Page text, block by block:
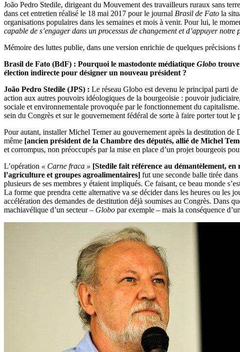
João Pedro Stedile, dirigeant du Mouvement des travailleurs ruraux sans
dans cet entretien réalisé le 18 mai 2017 pour le journal Brasil de Fato la
organisations populaires dans les semaines et mois à venir. Pour lui, le
capable de s’engager dans un processus de changement et d’appuyer notre
Mémoire des luttes publie, dans une version enrichie de quelques précisions
Brasil de Fato (BdF) : Pourquoi le mastodonte médiatique Globo
élection indirecte pour désigner un nouveau président ?
João Pedro Stedile (JPS) : Le réseau Globo est devenu le principal parti
action aux autres pouvoirs idéologiques de la bourgeoisie : pouvoir
sociale et environnementale provoquée par le fonctionnement du
sein du Congrès et sur le gouvernement fédéral de sorte à faire porter tout
Pour autant, installer Michel Temer au gouvernement après la destitution
même [ancien président de la Chambre des députés, allié de Michel
et corrompus, non préoccupés par la mise en place d’un projet bourgeois
L’opération « Carne fraca » [Stedile fait référence au démantèlement,
l’agriculture et groupes agroalimentaires] fut une seconde balle tirée
plusieurs de ses membres y étaient impliqués. Ce faisant, ce beau monde
La forme que prendra cette alternative va se décider dans les heures ou les
accélération des demandes de destitution déjà soumises au Congrès. Dans
machiavélique d’un secteur – Globo par exemple – mais la conséquence